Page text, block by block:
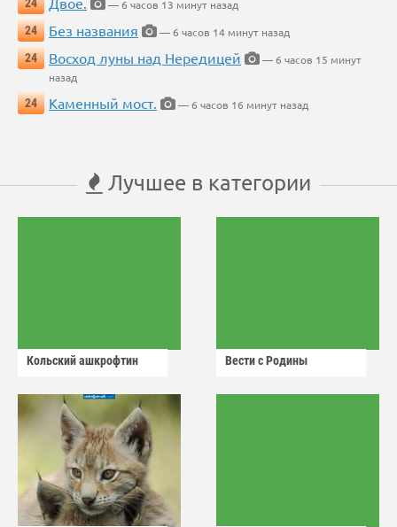
24
— 6 часов 13 минут назад
24
Без названия
— 6 часов 14 минут назад
24
Восход луны над Нередицей
— 6 часов 15 минут
назад
24
Каменный мост. — 6 часов 16 минут назад
Лучшее в категории
Кольский ашкрофтин Вести с Родины